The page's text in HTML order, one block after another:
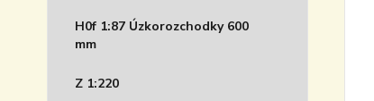
H0f 1:87 Úzkorozchodky 600
mm
Z 1:220